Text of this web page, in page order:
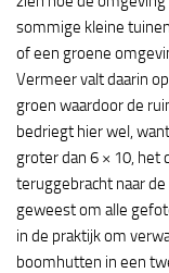
sommige kleine
of een groene
Vermeer valt daarin
groen waardoor de
bedriegt hier wel,
groter dan 6 × 10,
teruggebracht naar
geweest om alle
in de praktijk om
boomhutten in een